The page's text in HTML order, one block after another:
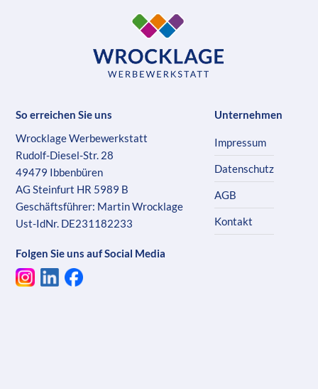
So erreichen Sie uns
Wrocklage Werbewerkstatt
Rudolf-Diesel-Str. 28
49479 Ibbenbüren
AG Steinfurt HR 5989 B
Geschäftsführer: Martin Wrocklage
Ust-IdNr. DE231182233
Folgen Sie uns auf Social Media
Unternehmen
Impressum
Datenschutz
AGB
Kontakt